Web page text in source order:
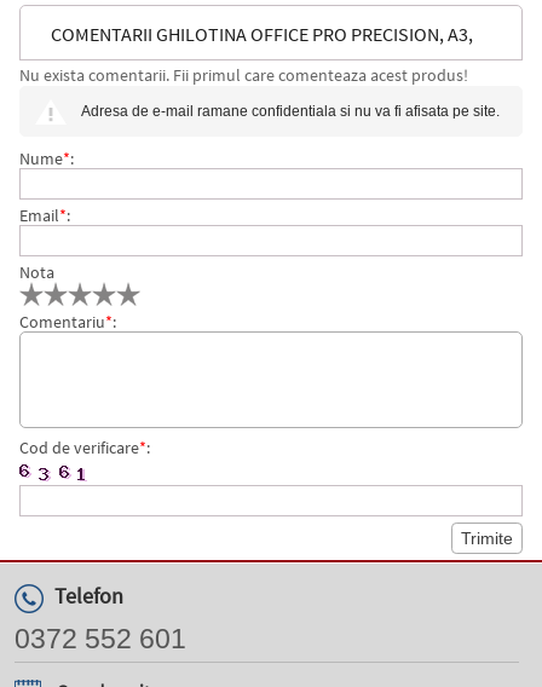
COMENTARII GHILOTINA OFFICE PRO PRECISION, A3,
25 COLI, LASER INDICATOR INCLUS, GRI LEITZ
Nu exista comentarii. Fii primul care comenteaza acest produs!
Adresa de e-mail ramane confidentiala si nu va fi afisata pe site.
Nume*:
Email*:
Nota
Comentariu*:
Cod de verificare*:
Telefon
0372 552 601